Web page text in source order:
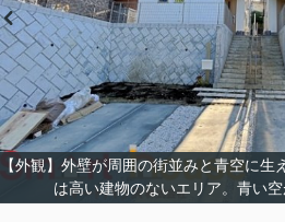
【外観】外壁が周囲の街並みと青空に
は高い建物のないエリア。青い空